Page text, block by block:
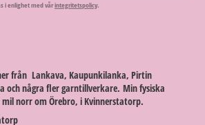
i enlighet med vårintegritetspolicy.
från Lankava, Kaupunkilanka, Pirtin
och några fler garntillverkare. Min fysiska
norr om Örebro, i Kvinnerstatorp.